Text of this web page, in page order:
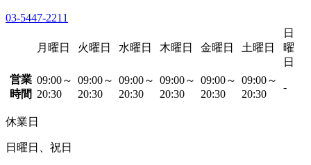
03-5447-2211
月曜日 火曜日 水曜日 木曜日 金曜日 土曜日
日
曜
日
営業
時間
09:00～
20:30
09:00～
20:30
09:00～
20:30
09:00～
20:30
09:00～
20:30
09:00～
20:30
-
休業日
日曜日、祝日